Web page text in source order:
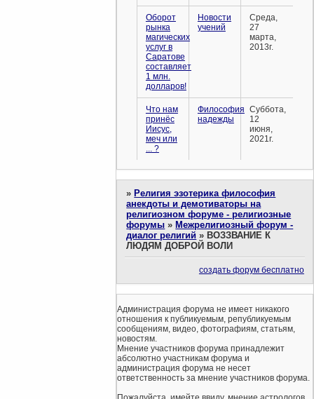
Оборот
рынка
магических
услуг в
Саратове
составляет
1 млн.
долларов!
Новости
учений
Среда,
27
марта,
2013г.
Что нам
принёс
Иисус,
меч или
... ?
Философия
надежды
Суббота,
12
июня,
2021г.
»Религия эзотерика философия
анекдоты и демотиваторы на
религиозном форуме - религиозные
форумы »Межрелигиозный форум -
диалог религий »ВОЗЗВАНИЕ К
ЛЮДЯМ ДОБРОЙ ВОЛИ
создать форум бесплатно
Администрация форума не имеет никакого
отношения к публикуемым, републикуемым
сообщениям, видео, фотографиям, статьям,
новостям.
Мнение участников форума принадлежит
абсолютно участникам форума и
администрация форума не несет
ответственность за мнение участников форума.